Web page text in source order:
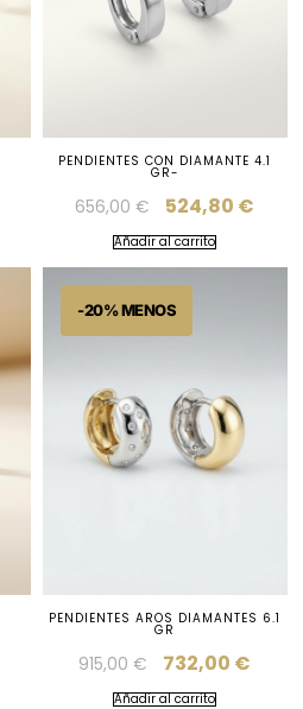
PENDIENTES CON DIAMANTE 4.1
GR-
656,00€ 524,80 €
Añadir al carrito
PENDIENTES AROS DIAMANTES 6.1
GR
915,00€ 732,00 €
Añadir al carrito